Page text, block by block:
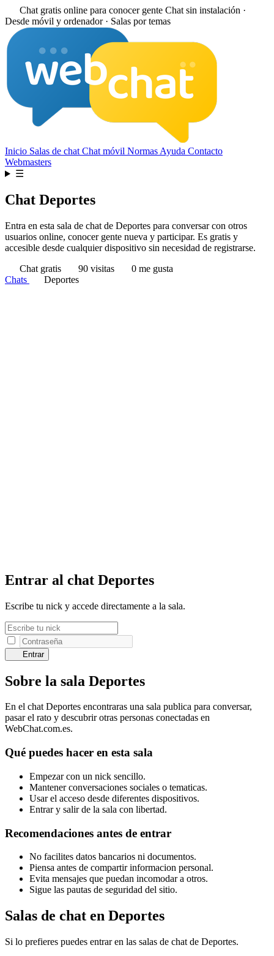
Chat gratis online para conocer gente Chat sin instalación ·
Desde móvil y ordenador · Salas por temas
Inicio Salas de chat Chat móvil Normas Ayuda Contacto
Webmasters
☰
Chat Deportes
Entra en esta sala de chat de Deportes para conversar con otros
usuarios online, conocer gente nueva y participar. Es gratis y
accesible desde cualquier dispositivo sin necesidad de registrarse.
Chat gratis
90 visitas
0 me gusta
Chats
Deportes
Entrar al chat Deportes
Escribe tu nick y accede directamente a la sala.
Entrar
Sobre la sala Deportes
En el chat Deportes encontraras una sala publica para conversar,
pasar el rato y descubrir otras personas conectadas en
WebChat.com.es.
Qué puedes hacer en esta sala
Empezar con un nick sencillo.
Mantener conversaciones sociales o tematicas.
Usar el acceso desde diferentes dispositivos.
Entrar y salir de la sala con libertad.
Recomendaciones antes de entrar
No facilites datos bancarios ni documentos.
Piensa antes de compartir informacion personal.
Evita mensajes que puedan incomodar a otros.
Sigue las pautas de seguridad del sitio.
Salas de chat en Deportes
Si lo prefieres puedes entrar en las salas de chat de Deportes.